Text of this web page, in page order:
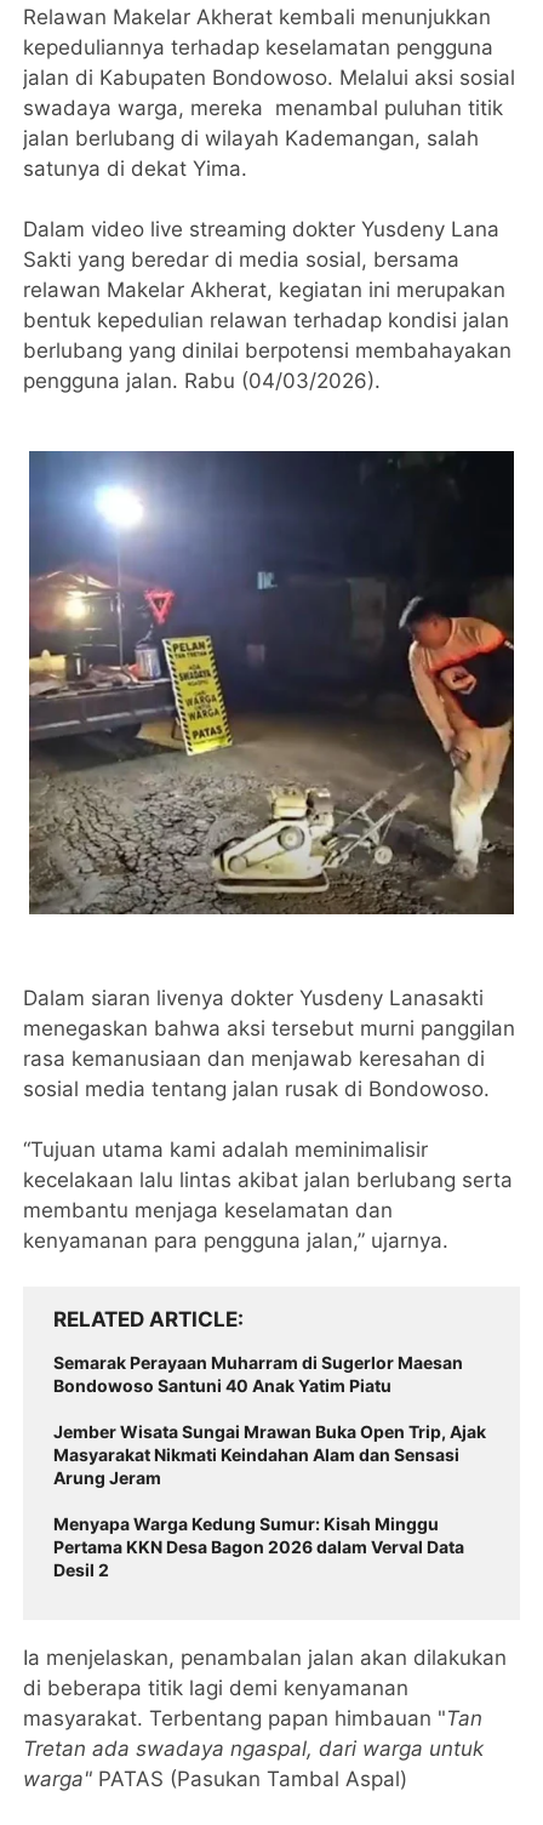
Relawan Makelar Akherat kembali menunjukkan
kepeduliannya terhadap keselamatan pengguna
jalan di Kabupaten Bondowoso. Melalui aksi sosial
swadaya warga, mereka menambal puluhan titik
jalan berlubang di wilayah Kademangan, salah
satunya di dekat Yima.
Dalam video live streaming dokter Yusdeny Lana
Sakti yang beredar di media sosial, bersama
relawan Makelar Akherat, kegiatan ini merupakan
bentuk kepedulian relawan terhadap kondisi jalan
berlubang yang dinilai berpotensi membahayakan
pengguna jalan. Rabu (04/03/2026).
Dalam siaran livenya dokter Yusdeny Lanasakti
menegaskan bahwa aksi tersebut murni panggilan
rasa kemanusiaan dan menjawab keresahan di
sosial media tentang jalan rusak di Bondowoso.
“Tujuan utama kami adalah meminimalisir
kecelakaan lalu lintas akibat jalan berlubang serta
membantu menjaga keselamatan dan
kenyamanan para pengguna jalan,” ujarnya.
RELATED ARTICLE
Semarak Perayaan Muharram di Sugerlor Maesan
Bondowoso Santuni 40 Anak Yatim Piatu
Jember Wisata Sungai Mrawan Buka Open Trip, Ajak
Masyarakat Nikmati Keindahan Alam dan Sensasi
Arung Jeram
Menyapa Warga Kedung Sumur: Kisah Minggu
Pertama KKN Desa Bagon 2026 dalam Verval Data
Desil 2
Ia menjelaskan, penambalan jalan akan dilakukan
di beberapa titik lagi demi kenyamanan
masyarakat. Terbentang papan himbauan "Tan
Tretan ada swadaya ngaspal, dari warga untuk
warga" PATAS (Pasukan Tambal Aspal)